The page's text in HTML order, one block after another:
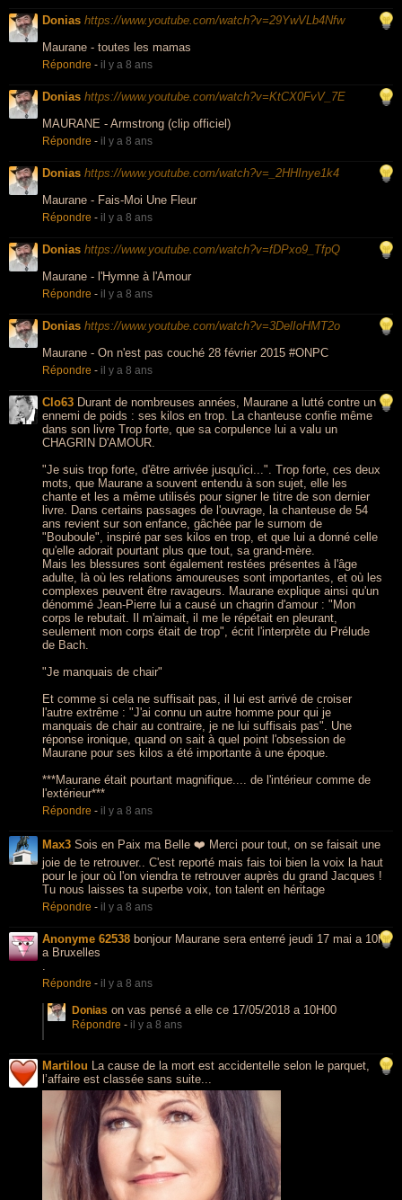
Donias https://www.youtube.com/watch?v=29YwVLb4Nfw
Maurane - toutes les mamas
Répondre - il y a 8 ans
Donias https://www.youtube.com/watch?v=KtCX0FvV_7E
MAURANE - Armstrong (clip officiel)
Répondre - il y a 8 ans
Donias https://www.youtube.com/watch?v=_2HHInye1k4
Maurane - Fais-Moi Une Fleur
Répondre - il y a 8 ans
Donias https://www.youtube.com/watch?v=fDPxo9_TfpQ
Maurane - l'Hymne à l'Amour
Répondre - il y a 8 ans
Donias https://www.youtube.com/watch?v=3DelIoHMT2o
Maurane - On n'est pas couché 28 février 2015 #ONPC
Répondre - il y a 8 ans
Clo63 Durant de nombreuses années, Maurane a lutté contre un
ennemi de poids : ses kilos en trop. La chanteuse confie même
dans son livre Trop forte, que sa corpulence lui a valu un
CHAGRIN D'AMOUR.
"Je suis trop forte, d'être arrivée jusqu'ici...". Trop forte, ces deux
mots, que Maurane a souvent entendu à son sujet, elle les
chante et les a même utilisés pour signer le titre de son dernier
livre. Dans certains passages de l'ouvrage, la chanteuse de 54
ans revient sur son enfance, gâchée par le surnom de
"Bouboule", inspiré par ses kilos en trop, et que lui a donné celle
qu'elle adorait pourtant plus que tout, sa grand-mère.
Mais les blessures sont également restées présentes à l'âge
adulte, là où les relations amoureuses sont importantes, et où les
complexes peuvent être ravageurs. Maurane explique ainsi qu'un
dénommé Jean-Pierre lui a causé un chagrin d'amour : "Mon
corps le rebutait. Il m'aimait, il me le répétait en pleurant,
seulement mon corps était de trop", écrit l'interprète du Prélude
de Bach.
"Je manquais de chair"
Et comme si cela ne suffisait pas, il lui est arrivé de croiser
l'autre extrême : "J'ai connu un autre homme pour qui je
manquais de chair au contraire, je ne lui suffisais pas". Une
réponse ironique, quand on sait à quel point l'obsession de
Maurane pour ses kilos a été importante à une époque.
***Maurane était pourtant magnifique.... de l'intérieur comme de
l'extérieur***
Répondre - il y a 8 ans
Max3 Sois en Paix ma Belle ❤️ Merci pour tout, on se faisait une
joie de te retrouver.. C'est reporté mais fais toi bien la voix la haut
pour le jour où l'on viendra te retrouver auprès du grand Jacques !
Tu nous laisses ta superbe voix, ton talent en héritage
Répondre - il y a 8 ans
Anonyme 62538 bonjour Maurane sera enterré jeudi 17 mai a 10h
a Bruxelles
.
Répondre - il y a 8 ans
Donias on vas pensé a elle ce 17/05/2018 a 10H00
Répondre - il y a 8 ans
Martilou La cause de la mort est accidentelle selon le parquet,
l’affaire est classée sans suite...